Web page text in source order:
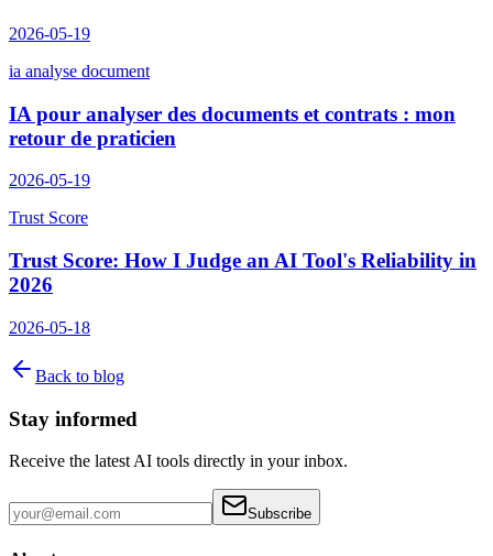
2026-05-19
ia analyse document
IA pour analyser des documents et contrats : mon
retour de praticien
2026-05-19
Trust Score
Trust Score: How I Judge an AI Tool's Reliability in
2026
2026-05-18
Back to blog
Stay informed
Receive the latest AI tools directly in your inbox.
Subscribe